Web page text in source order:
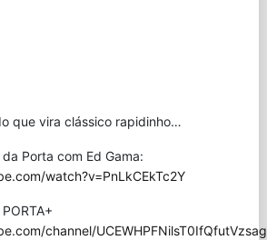
que vira clássico rapidinho…
Porta com Ed Gama:
watch?v=PnLkCEkTc2Y
channel/